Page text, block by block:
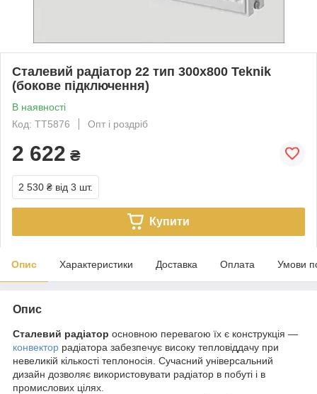
Сталевий радіатор 22 тип 300х800 Teknik
(бокове підключення)
В наявності
Код: TT5876
Опт і роздріб
2 622 ₴
2 530 ₴ від 3 шт.
Купити
Опис Характеристики Доставка Оплата Умови
Опис
Сталевий радіатор основною перевагою їх є конструкція ―
конвектор радіатора забезпечує високу тепловіддачу при
невеликій кількості теплоносія. Сучасний універсальний
дизайн дозволяє використовувати радіатор в побуті і в
промислових цілях.